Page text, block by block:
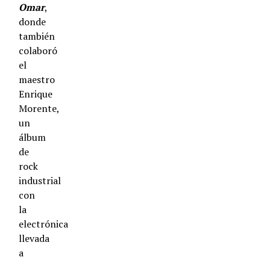
Omar,
donde
también
colaboró
el
maestro
Enrique
Morente,
un
álbum
de
rock
industrial
con
la
electrónica
llevada
a